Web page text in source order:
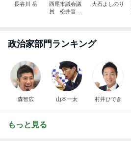
長谷川 岳
西尾市議会議
員 松井晋一
大石よしのり
政治家部門ランキング
森智広 山本一太 村井ひでき
もっと見る